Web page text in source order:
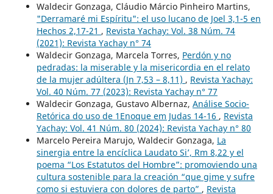
Waldecir Gonzaga, Cláudio Márcio Pinheiro Martins,
"Derramaré mi Espíritu": el uso lucano de Joel 3,1-5 en
Hechos 2,17-21 , Revista Yachay: Vol. 38 Núm. 74
(2021): Revista Yachay n° 74
Waldecir Gonzaga, Marcela Torres, Perdón y no
pedradas: la miserable y la misericordia en el relato
de la mujer adúltera (Jn 7,53 – 8,11) , Revista Yachay:
Vol. 40 Núm. 77 (2023): Revista Yachay n° 77
Waldecir Gonzaga, Gustavo Albernaz, Análise Socio-
Retórica do uso de 1Enoque em Judas 14-16 , Revista
Yachay: Vol. 41 Núm. 80 (2024): Revista Yachay n° 80
Marcelo Pereira Marujo, Waldecir Gonzaga, La
sinergia entre la encíclica Laudato Si’, Rm 8,22 y el
poema “Los Estatutos del Hombre”: promoviendo una
cultura sostenible para la creación “que gime y sufre
como si estuviera con dolores de parto” , Revista